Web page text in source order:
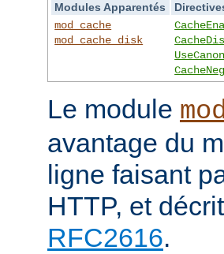
Modules Apparentés
mod_cache
mod_cache_disk
Le module
avantage du
ligne faisant
HTTP, et
RFC2616.